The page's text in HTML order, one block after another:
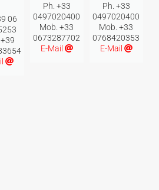
06
Ph. +33
0497020400
Mob. +33
0673287702
E-Mail
Ph. +33
0497020400
Mob. +33
0768420353
E-Mail